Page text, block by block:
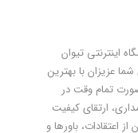
اینترنتی تیوان
عزیزان با بهترین
تمام وقت در
ارتقای کیفیت
اعتقادات، باورها و